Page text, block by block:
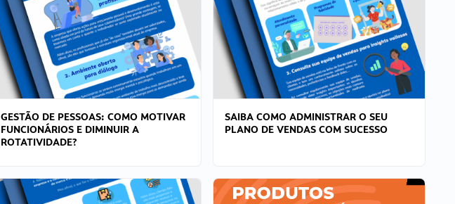
GESTÃO DE PESSOAS: COMO MOTIVAR
FUNCIONÁRIOS E DIMINUIR A
ROTATIVIDADE?
SAIBA COMO ADMINISTRAR O SEU
PLANO DE VENDAS COM SUCESSO